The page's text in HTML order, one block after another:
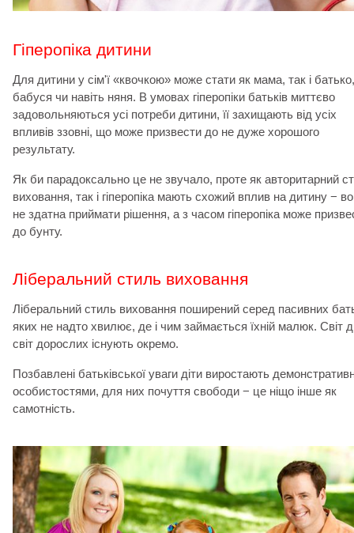
Гіперопіка дитини
Для дитини у сім'ї «квочкою» може стати як мама, так і батько,
бабуся чи навіть няня. В умовах гіперопіки батьків миттєво
задовольняються усі потреби дитини, її захищають від усіх
впливів ззовні, що може призвести до не дуже хорошого
результату.
Як би парадоксально це не звучало, проте як авторитарний
виховання, так і гіперопіка мають схожий вплив на дитину −
не здатна приймати рішення, а з часом гіперопіка може
до бунту.
Ліберальний стиль виховання
Ліберальний стиль виховання поширений серед пасивних
яких не надто хвилює, де і чим займається їхній малюк. Світ
світ дорослих існують окремо.
Позбавлені батьківської уваги діти виростають
особистостями, для них почуття свободи − це ніщо інше як
самотність.